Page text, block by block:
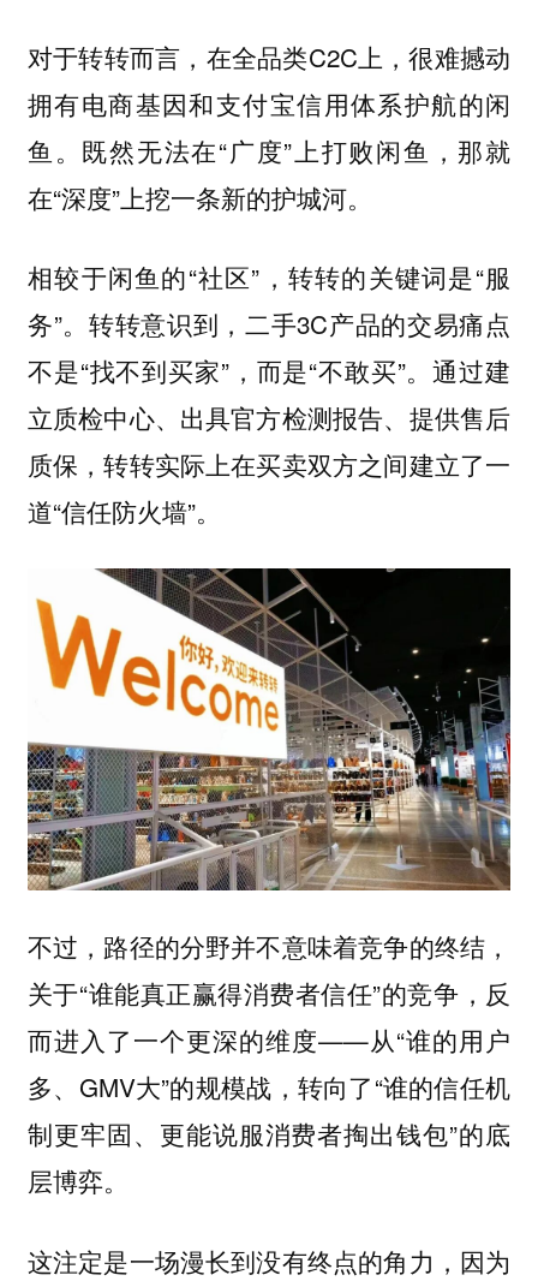
对于转转而言，在全品类C2C上，很难撼动
拥有电商基因和支付宝信用体系护航的闲
鱼。既然无法在“广度”上打败闲鱼，那就
在“深度”上挖一条新的护城河。
相较于闲鱼的“社区”，转转的关键词是“服
务”。转转意识到，二手3C产品的交易痛点
不是“找不到买家”，而是“不敢买”。通过建
立质检中心、出具官方检测报告、提供售后
质保，转转实际上在买卖双方之间建立了一
道“信任防火墙”。
不过，路径的分野并不意味着竞争的终结，
关于“谁能真正赢得消费者信任”的竞争，反
而进入了一个更深的维度——从“谁的用户
多、GMV大”的规模战，转向了“谁的信任机
制更牢固、更能说服消费者掏出钱包”的底
层博弈。
这注定是一场漫长到没有终点的角力，因为